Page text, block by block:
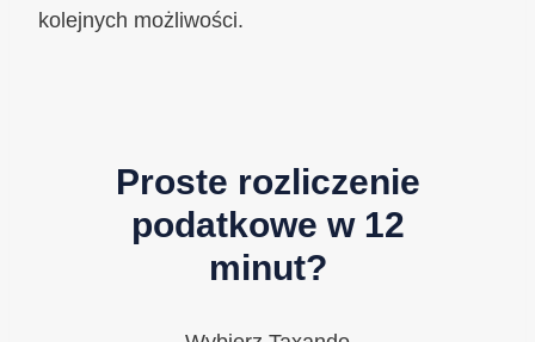
kolejnych możliwości.
Proste rozliczenie
podatkowe w 12
minut?